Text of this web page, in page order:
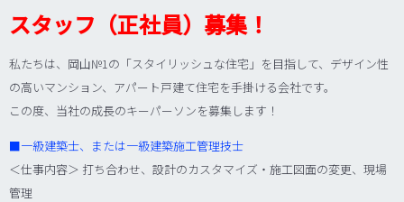
スタッフ（正社員）募集！
私たちは、岡山№1の「スタイリッシュな住宅」を目指して、デザイン性
の高いマンション、アパート戸建て住宅を手掛ける会社です。
この度、当社の成長のキーパーソンを募集します！
■一級建築士、または一級建築施工管理技士
＜仕事内容＞ 打ち合わせ、設計のカスタマイズ・施工図面の変更、現場
管理